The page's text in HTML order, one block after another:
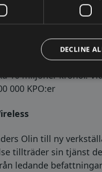
att genomföra en
genomföra en riktad
10 miljoner kronor.
000 KPO:er
Olin till ny
tillträder sin tjänst
ledande
DECLINE